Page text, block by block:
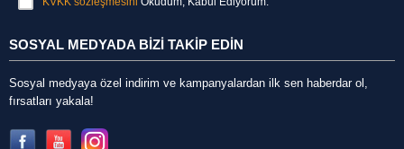
SOSYAL MEDYADA BİZİ TAKİP EDİN
Sosyal medyaya özel indirim ve kampanyalardan ilk sen haberdar ol,
fırsatları yakala!